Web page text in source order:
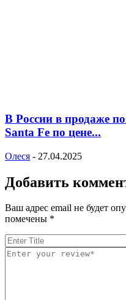
В России в продаже
Santa Fe по цене...
Олеся - 27.04.2025
Добавить
Ваш адрес email не будет
помечены *